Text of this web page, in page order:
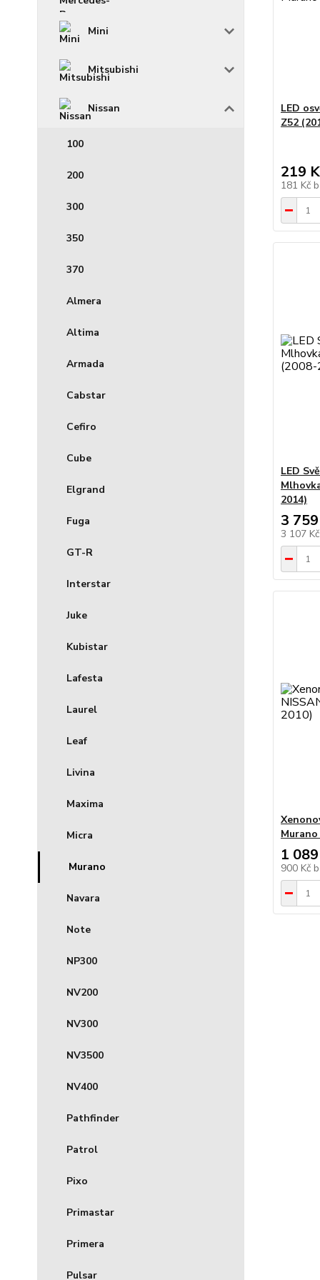
Mini
Mitsubishi
Nissan
100
200
300
350
370
Almera
Altima
Armada
Cabstar
Cefiro
Cube
Elgrand
Fuga
GT-R
Interstar
Juke
Kubistar
Lafesta
Laurel
Leaf
Livina
Maxima
Micra
Murano
Navara
Note
NP300
NV200
NV300
NV3500
NV400
Pathfinder
Patrol
Pixo
Primastar
Primera
Pulsar
LED
Z52
219
181 Kč
LED
2014)
3
3 107
Murano
1
900 Kč